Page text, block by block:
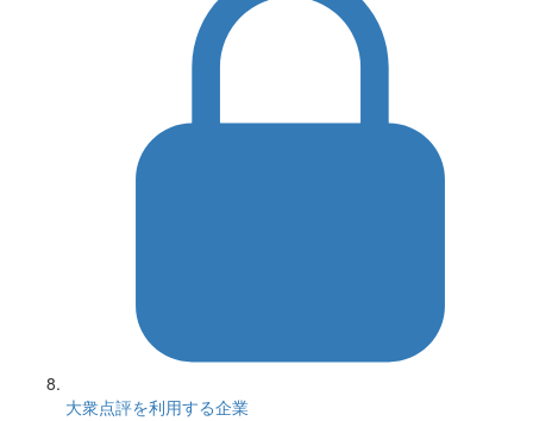
大衆点評を利用する企業